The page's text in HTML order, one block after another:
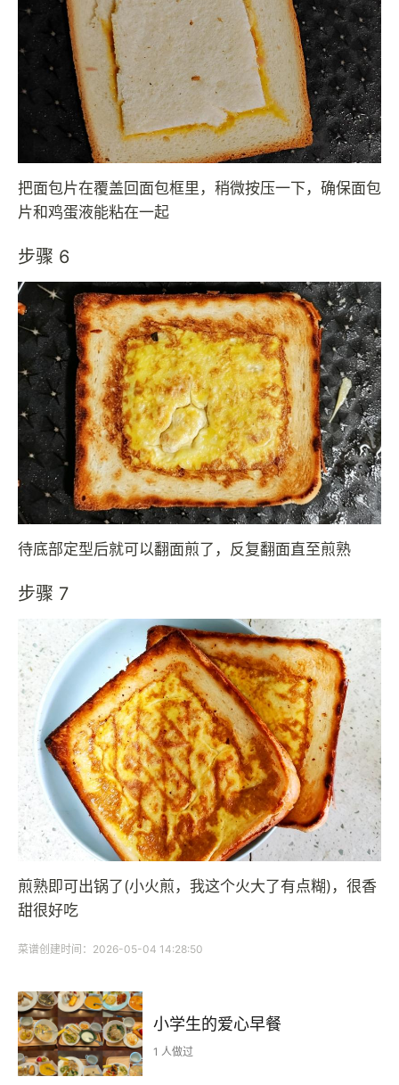
把面包片在覆盖回面包框里，稍微按压一下，确保面包
片和鸡蛋液能粘在一起
步骤 6
待底部定型后就可以翻面煎了，反复翻面直至煎熟
步骤 7
煎熟即可出锅了(小火煎，我这个火大了有点糊)，很香
甜很好吃
菜谱创建时间：2026-05-04 14:28:50
小学生的爱心早餐
1 人做过